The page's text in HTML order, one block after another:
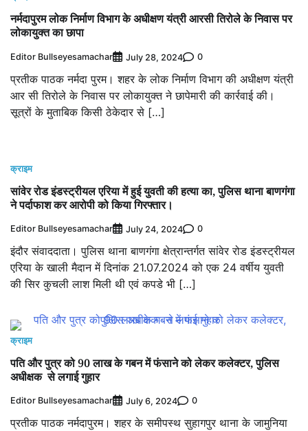
नर्मदापुरम लोक निर्माण विभाग के अधीक्षण यंत्री आरसी तिरोले के निवास पर
लोकायुक्त का छापा
Editor Bullseyesamachar July 28, 2024 0
प्रतीक पाठक नर्मदा पुरम। शहर के लोक निर्माण विभाग की अधीक्षण यंत्री
आर सी तिरोले के निवास पर लोकायुक्त ने छापेमारी की कार्रवाई की।
सूत्रों के मुताबिक किसी ठेकेदार से […]
क्राइम
सांवेर रोड इंडस्ट्रीयल एरिया में हुई युवती की हत्या का, पुलिस थाना बाणगंगा
ने पर्दाफाश कर आरोपी को किया गिरफ्तार।
Editor Bullseyesamachar July 24, 2024 0
इंदौर संवाददाता। पुलिस थाना बाणगंगा क्षेत्रान्तर्गत सांवेर रोड इंडस्ट्रीयल
एरिया के खाली मैदान में दिनांक 21.07.2024 को एक 24 वर्षीय युवती
की सिर कुचली लाश मिली थी एवं कपडे भी […]
क्राइम
पति और पुत्र को 90 लाख के गबन में फंसाने को लेकर कलेक्टर, पुलिस
अधीक्षक से लगाई गुहार
Editor Bullseyesamachar July 6, 2024 0
प्रतीक पाठक नर्मदापुरम। शहर के समीपस्थ सुहागपुर थाना के जामुनिया